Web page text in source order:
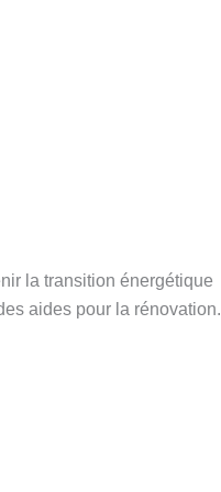
la transition énergétique
aides pour la rénovation.